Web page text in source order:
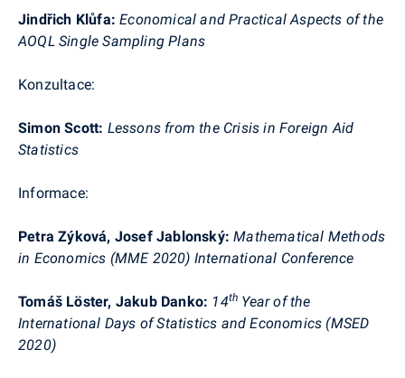
Jindřich Klůfa:Economical andPractical Aspects of the
AOQL SingleSampling Plans
Konzultace:
SimonScott: Lessons from the Crisis inForeign Aid
Statistics
Informace:
Petra Zýková, Josef Jablonský:Mathematical Methods
in Economics (MME 2020) International Conference
Tomáš Löster, Jakub Danko: 14th Year of the
International Days of Statistics andEconomics (MSED
2020)